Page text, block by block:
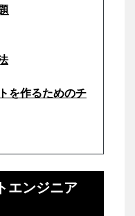
を作るためのチ
エンジニア